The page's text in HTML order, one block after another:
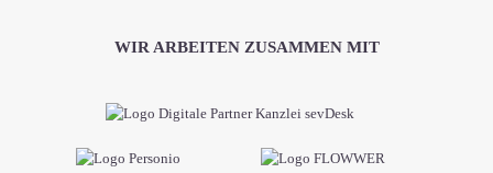
WIR ARBEITEN ZUSAMMEN MIT